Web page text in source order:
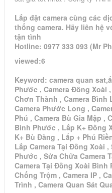
Lắp đặt camera cùng các
thống camera. Hãy liên hệ
tận tình
Hotline: 0977 333 093 (Mr
viewed:6
Keyword: camera quan
Phước , Camera Đồng Xoài
Chơn Thành , Camera Bình
Camera Phước Long ,
Phú , Camera Bù Gia Mập ,
Bình Phước , Lắp K+ Đồng
K+ Bù Đăng , Lắp + Phú
Lắp Camera Tại Đồng Xoài
Phước , Sửa Chữa Camera
Camera Tại Đồng Xoài
Chống Trộm , Camera IP ,
Trình , Camera Quan Sát